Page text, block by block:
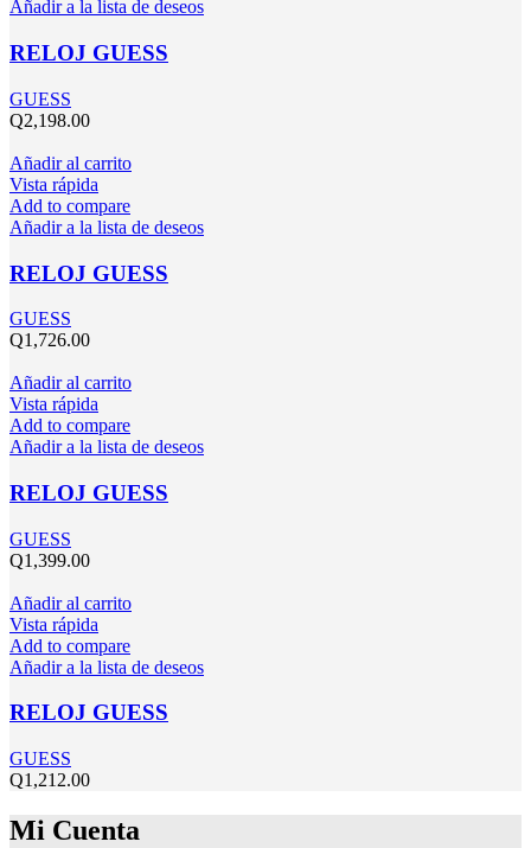
Añadir a la lista de deseos
RELOJ GUESS
GUESS
Q2,198.00
Añadir al carrito
Vista rápida
Add to compare
Añadir a la lista de deseos
RELOJ GUESS
GUESS
Q1,726.00
Añadir al carrito
Vista rápida
Add to compare
Añadir a la lista de deseos
RELOJ GUESS
GUESS
Q1,399.00
Añadir al carrito
Vista rápida
Add to compare
Añadir a la lista de deseos
RELOJ GUESS
GUESS
Q1,212.00
Mi Cuenta